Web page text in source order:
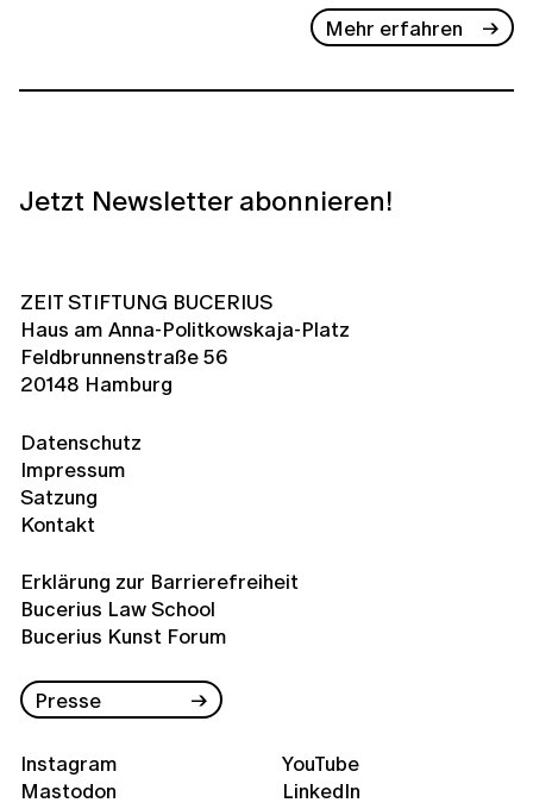
Mehr erfahren
Jetzt Newsletter abonnieren!
ZEIT STIFTUNG BUCERIUS
Haus am Anna-Politkowskaja-Platz
Feldbrunnenstraße 56
20148 Hamburg
Datenschutz
Impressum
Satzung
Kontakt
Erklärung zur Barrierefreiheit
Bucerius Law School
Bucerius Kunst Forum
Presse
Instagram
Mastodon
YouTube
LinkedIn